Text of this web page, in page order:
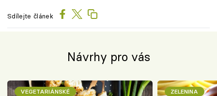
Sdílejte článek
Návrhy pro vás
VEGETARIÁNSKÉ ZELENINA